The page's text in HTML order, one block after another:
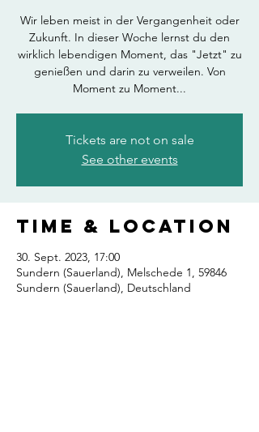
Wir leben meist in der Vergangenheit oder
Zukunft. In dieser Woche lernst du den
wirklich lebendigen Moment, das "Jetzt" zu
genießen und darin zu verweilen. Von
Moment zu Moment...
Tickets are not on sale
See other events
Time & Location
30. Sept. 2023, 17:00
Sundern (Sauerland), Melschede 1, 59846
Sundern (Sauerland), Deutschland